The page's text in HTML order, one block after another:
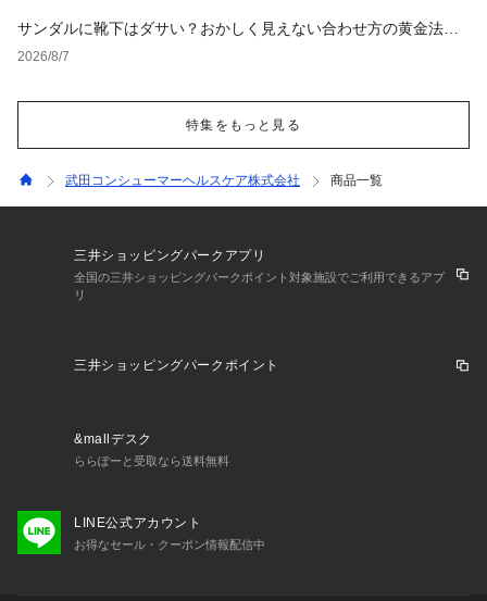
サンダルに靴下はダサい？おかしく見えない合わせ方の黄金法則
と男女別おすすめコーデ
2026/8/7
特集をもっと見る
武田コンシューマーヘルスケア株式会社 商品一覧
三井ショッピングパークアプリ
全国の三井ショッピングパークポイント対象施設でご利用できるアプ
リ
三井ショッピングパークポイント
&mallデスク
ららぽーと受取なら送料無料
LINE公式アカウント
お得なセール・クーポン情報配信中